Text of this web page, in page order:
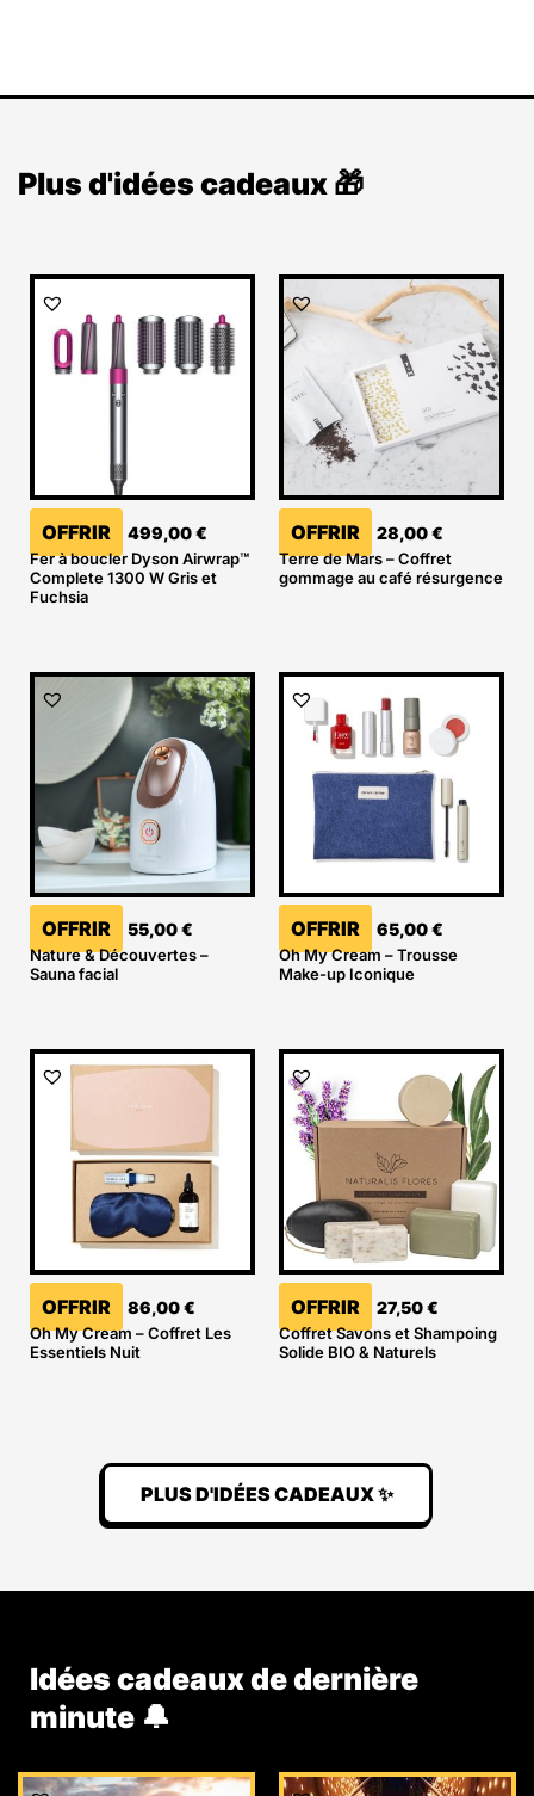
Plus d'idées cadeaux 🎁
OFFRIR 499,00€
Fer à boucler Dyson Airwrap™
Complete 1300 W Gris et
Fuchsia
OFFRIR 28,00€
Terre de Mars – Coffret
gommage au café résurgence
OFFRIR 55,00€
Nature & Découvertes –
Sauna facial
OFFRIR 65,00€
Oh My Cream – Trousse
Make-up Iconique
OFFRIR 86,00€
Oh My Cream – Coffret Les
Essentiels Nuit
OFFRIR 27,50€
Coffret Savons et Shampoing
Solide BIO & Naturels
PLUS D'IDÉES CADEAUX ✨
Idées cadeaux de dernière
minute 🔔